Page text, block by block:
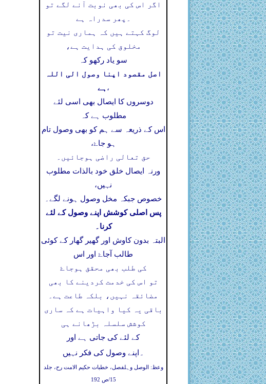
اگر اس کی بھی نوبت آنے لگے تو
پھر سدراہ ہے ۔
لوگ کہتے ہیں کہ ہماری نیت تو
مخلوق کی ہدایت ہے،
سو یاد رکھو کہ
اصل مقصود اپنا وصول الی اللہ
ہے ،
دوسروں کا ایصال بھی اسی لئے
مطلوب ہے کہ
اس کے ذریعہ سے ہم کو بھی وصول تام
ہو جاۓ،
حق تعالی راضی ہوجائیں۔
ورنہ ایصال خلق خود بالذات مطلوب
نہیں،
خصوص جبکہ مخل وصول ہونے لگے۔
پس اصلی کوشش اپنے وصول کے لئے
کرنا۔
البتہ بدون کاوش اور گھیر گھار کے کوئی
طالب آجاۓ اور اس
کی طلب بھی محقق ہوجاۓ
تو اس کی خدمت کردینے کا بھی
مضائقہ نہیں، بلکہ طاعت ہے۔
باقی یہ کیا واہیات ہے کہ ساری
کوشش سلسلہ بڑھانے ہی
کے لئے کی جاتی ہے اور
اپنے وصول کی فکر نہیں ۔
وعظ: الوصل وہلفصل، خطبات حکیم الامت رح، جلد
15/ص 192